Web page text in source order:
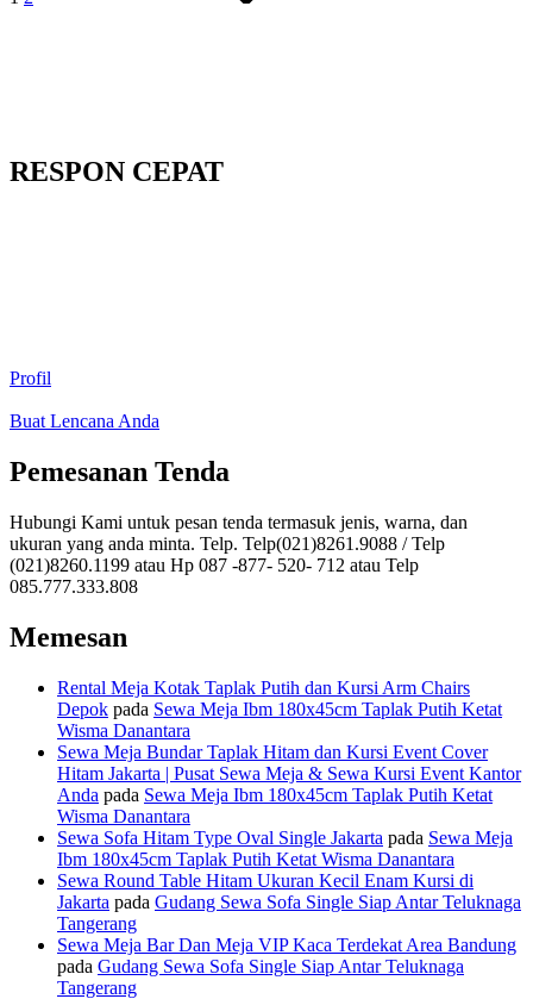
RESPON CEPAT
Profil
Buat Lencana Anda
Pemesanan Tenda
Hubungi Kami untuk pesan tenda termasuk jenis, warna, dan
ukuran yang anda minta. Telp. Telp(021)8261.9088 / Telp
(021)8260.1199 atau Hp 087 -877- 520- 712 atau Telp
085.777.333.808
Memesan
Rental Meja Kotak Taplak Putih dan Kursi Arm Chairs
Depok pada Sewa Meja Ibm 180x45cm Taplak Putih Ketat
Wisma Danantara
Sewa Meja Bundar Taplak Hitam dan Kursi Event Cover
Hitam Jakarta | Pusat Sewa Meja & Sewa Kursi Event Kantor
Anda pada Sewa Meja Ibm 180x45cm Taplak Putih Ketat
Wisma Danantara
Sewa Sofa Hitam Type Oval Single Jakarta pada Sewa Meja
Ibm 180x45cm Taplak Putih Ketat Wisma Danantara
Sewa Round Table Hitam Ukuran Kecil Enam Kursi di
Jakarta pada Gudang Sewa Sofa Single Siap Antar Teluknaga
Tangerang
Sewa Meja Bar Dan Meja VIP Kaca Terdekat Area Bandung
pada Gudang Sewa Sofa Single Siap Antar Teluknaga
Tangerang